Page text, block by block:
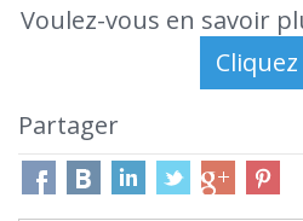
Voulez-vous en savoir
Partager